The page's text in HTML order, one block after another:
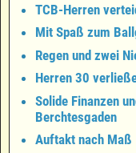
TCB-Herren
Mit Spaß zum
Regen und zwei
Herren 30
Solide Finanzen
Berchtesgaden
Auftakt nach Maß